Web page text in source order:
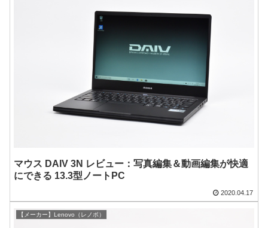
マウス DAIV 3N レビュー：写真編集＆動画編集が快適
にできる 13.3型ノートPC
2020.04.17
【メーカー】Lenovo（レノボ）